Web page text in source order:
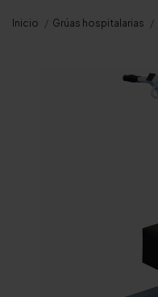
Inicio Grúas hospitalarias